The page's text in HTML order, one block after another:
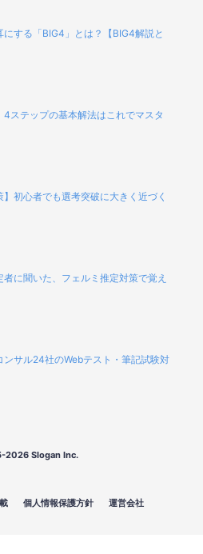
にする「BIG4」とは？【BIG4解説と
4ステップの基本解法はこれでマスタ
】初心者でも選考突破に大きく近づく
に聞いた、フェルミ推定対策で覚え
ンサル24社のWebテスト・筆記試験対
2026 Slogan Inc.
個人情報保護方針 運営会社